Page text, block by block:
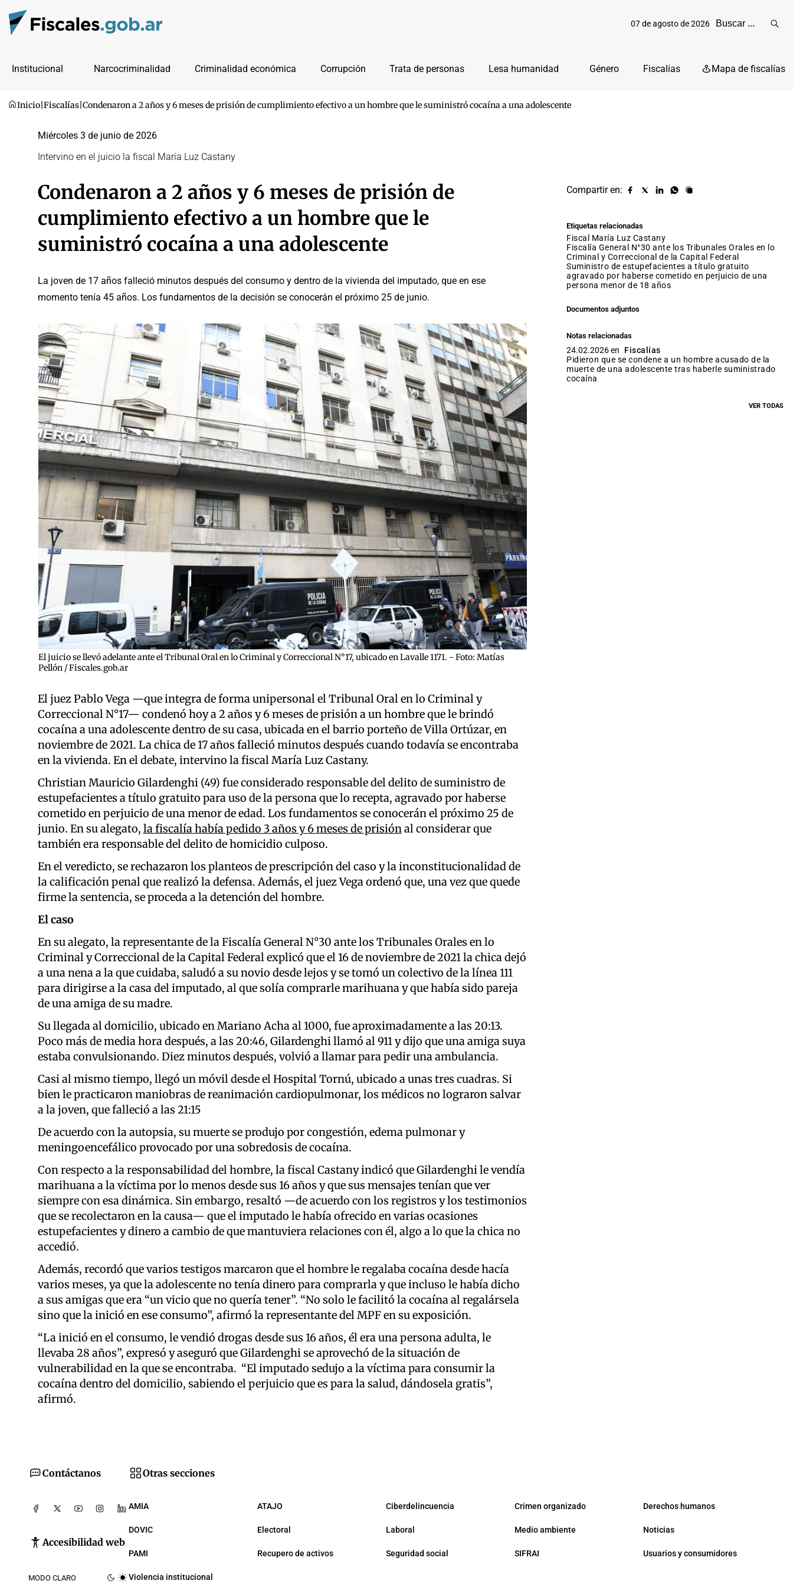
07 de agosto de 2026
Institucional Narcocriminalidad Criminalidad económica Corrupción Trata de personas Lesa humanidad Género Fiscalías Mapa de fiscalías
Inicio Fiscalías Condenaron a 2 años y 6 meses de prisión de cumplimiento efectivo a un hombre que le suministró cocaína a una adolescente
Miércoles 3 de junio de 2026
Intervino en el juicio la fiscal María Luz Castany
Condenaron a 2 años y 6 meses de prisión de
cumplimiento efectivo a un hombre que le
suministró cocaína a una adolescente
La joven de 17 años falleció minutos después del consumo y dentro de la vivienda del imputado, que en ese
momento tenía 45 años. Los fundamentos de la decisión se conocerán el próximo 25 de junio.
El juicio se llevó adelante ante el Tribunal Oral en lo Criminal y Correccional N°17, ubicado en Lavalle 1171. - Foto: Matías
Pellón / Fiscales.gob.ar
El juez Pablo Vega —que integra de forma unipersonal el Tribunal Oral en lo Criminal y
Correccional N°17— condenó hoy a 2 años y 6 meses de prisión a un hombre que le brindó
cocaína a una adolescente dentro de su casa, ubicada en el barrio porteño de Villa Ortúzar, en
noviembre de 2021. La chica de 17 años falleció minutos después cuando todavía se encontraba
en la vivienda. En el debate, intervino la fiscal María Luz Castany.
Christian Mauricio Gilardenghi (49) fue considerado responsable del delito de suministro de
estupefacientes a título gratuito para uso de la persona que lo recepta, agravado por haberse
cometido en perjuicio de una menor de edad. Los fundamentos se conocerán el próximo 25 de
junio. En su alegato, la fiscalía había pedido 3 años y 6 meses de prisiónal considerar que
también era responsable del delito de homicidio culposo.
En el veredicto, se rechazaron los planteos de prescripción del caso y la inconstitucionalidad de
la calificación penal que realizó la defensa. Además, el juez Vega ordenó que, una vez que quede
firme la sentencia, se proceda a la detención del hombre.
El caso
En su alegato, la representante de la Fiscalía General N°30 ante los Tribunales Orales en lo
Criminal y Correccional de la Capital Federal explicó que el 16 de noviembre de 2021 la chica dejó
a una nena a la que cuidaba, saludó a su novio desde lejos y se tomó un colectivo de la línea 111
para dirigirse a la casa del imputado, al que solía comprarle marihuana y que había sido pareja
de una amiga de su madre.
Su llegada al domicilio, ubicado en Mariano Acha al 1000, fue aproximadamente a las 20:13.
Poco más de media hora después, a las 20:46, Gilardenghi llamó al 911 y dijo que una amiga suya
estaba convulsionando. Diez minutos después, volvió a llamar para pedir una ambulancia.
Casi al mismo tiempo, llegó un móvil desde el Hospital Tornú, ubicado a unas tres cuadras. Si
bien le practicaron maniobras de reanimación cardiopulmonar, los médicos no lograron salvar
a la joven, que falleció a las 21:15
De acuerdo con la autopsia, su muerte se produjo por congestión, edema pulmonar y
meningoencefálico provocado por una sobredosis de cocaína.
Con respecto a la responsabilidad del hombre, la fiscal Castany indicó que Gilardenghi le vendía
marihuana a la víctima por lo menos desde sus 16 años y que sus mensajes tenían que ver
siempre con esa dinámica. Sin embargo, resaltó —de acuerdo con los registros y los testimonios
que se recolectaron en la causa— que el imputado le había ofrecido en varias ocasiones
estupefacientes y dinero a cambio de que mantuviera relaciones con él, algo a lo que la chica no
accedió.
Además, recordó que varios testigos marcaron que el hombre le regalaba cocaína desde hacía
varios meses, ya que la adolescente no tenía dinero para comprarla y que incluso le había dicho
a sus amigas que era “un vicio que no quería tener”. “No solo le facilitó la cocaína al regalársela
sino que la inició en ese consumo”, afirmó la representante del MPF en su exposición.
“La inició en el consumo, le vendió drogas desde sus 16 años, él era una persona adulta, le
llevaba 28 años”, expresó y aseguró que Gilardenghi se aprovechó de la situación de
vulnerabilidad en la que se encontraba. “El imputado sedujo a la víctima para consumir la
cocaína dentro del domicilio, sabiendo el perjuicio que es para la salud, dándosela gratis”,
afirmó.
Compartir en:
Compartir
Compartir
Compartir
Compartir
Copiar
Etiquetas relacionadas
fiscal María Luz Castany
Fiscalía General N°30 ante los Tribunales Orales en lo
Criminal y Correccional de la Capital Federal
suministro de estupefacientes a título gratuito
agravado por haberse cometido en perjuicio de una
persona menor de 18 años
Documentos adjuntos
Notas relacionadas
24.02.2026 en
Fiscalías
Pidieron que se condene a un hombre acusado de la
muerte de una adolescente tras haberle suministrado
cocaína
VER TODAS
Contáctanos
Accesibilidad web
MODO CLARO
Otras secciones
AMIA ATAJO Ciberdelincuencia Crimen organizado Derechos humanos
DOVIC Electoral Laboral Medio ambiente Noticias
PAMI Recupero de activos Seguridad social SIFRAI Usuarios y consumidores
Violencia institucional